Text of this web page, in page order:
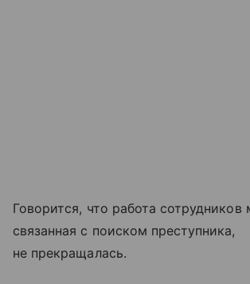
Говорится, что работа сотрудников
связанная с поиском преступника,
не прекращалась.